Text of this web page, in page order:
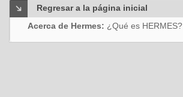
Regresar a la página inicial
Acerca de Hermes: ¿Qué es HERMES?